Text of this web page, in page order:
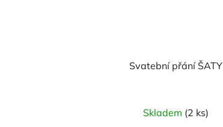
Svatební přání ŠATY
Skladem (2 ks)